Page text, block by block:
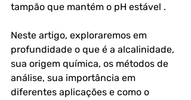
tampão que mantém o pH estável .
Neste artigo, exploraremos em
profundidade o que é a alcalinidade,
sua origem química, os métodos de
análise, sua importância em
diferentes aplicações e como o